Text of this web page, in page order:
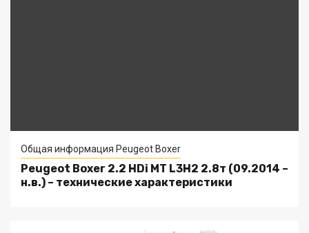
Общая информация Peugeot Boxer
Peugeot Boxer 2.2 HDi MT L3H2 2.8т (09.2014 –
н.в.) – технические характеристики